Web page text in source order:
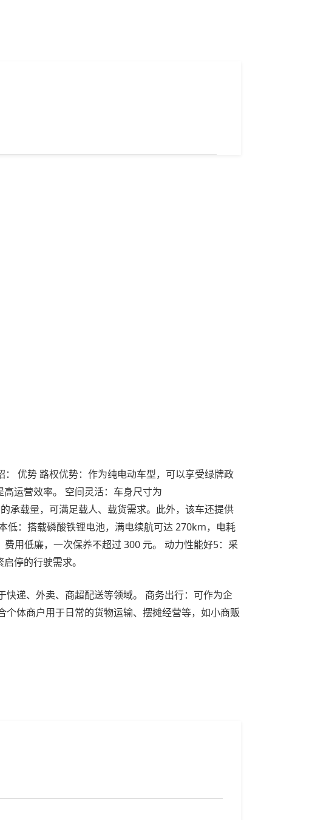
优势 路权优势：作为纯电动车型，可以享受绿牌政
运营效率。 空间灵活：车身尺寸为
承载量，可满足载人、载货需求。此外，该车还提供
低：搭载磷酸铁锂电池，满电续航可达 270km，电耗
用低廉，一次保养不超过 300 元。 动力性能好5：采
停的行驶需求。
递、外卖、商超配送等领域。 商务出行：可作为企
体商户用于日常的货物运输、摆摊经营等，如小商贩